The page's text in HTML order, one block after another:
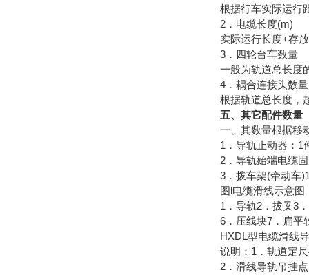
根据行车实际运行
2．电缆长度(m)
实际运行长度+存
3．四轮台车数量
一般为轨道总长度
4．耦合连接头数
根据轨道总长度，
五、其它配件数量
一、其数量根据移
1．导轨止动器：1
2．导轨始端电缆
3．拨车架(牵动车
图l电缆滑线示意图
1．导轨2．拔叉3
6．压线块7．扁平
HXDL型电缆滑线
说明：1．轨道定
2．滑线导轨吊挂